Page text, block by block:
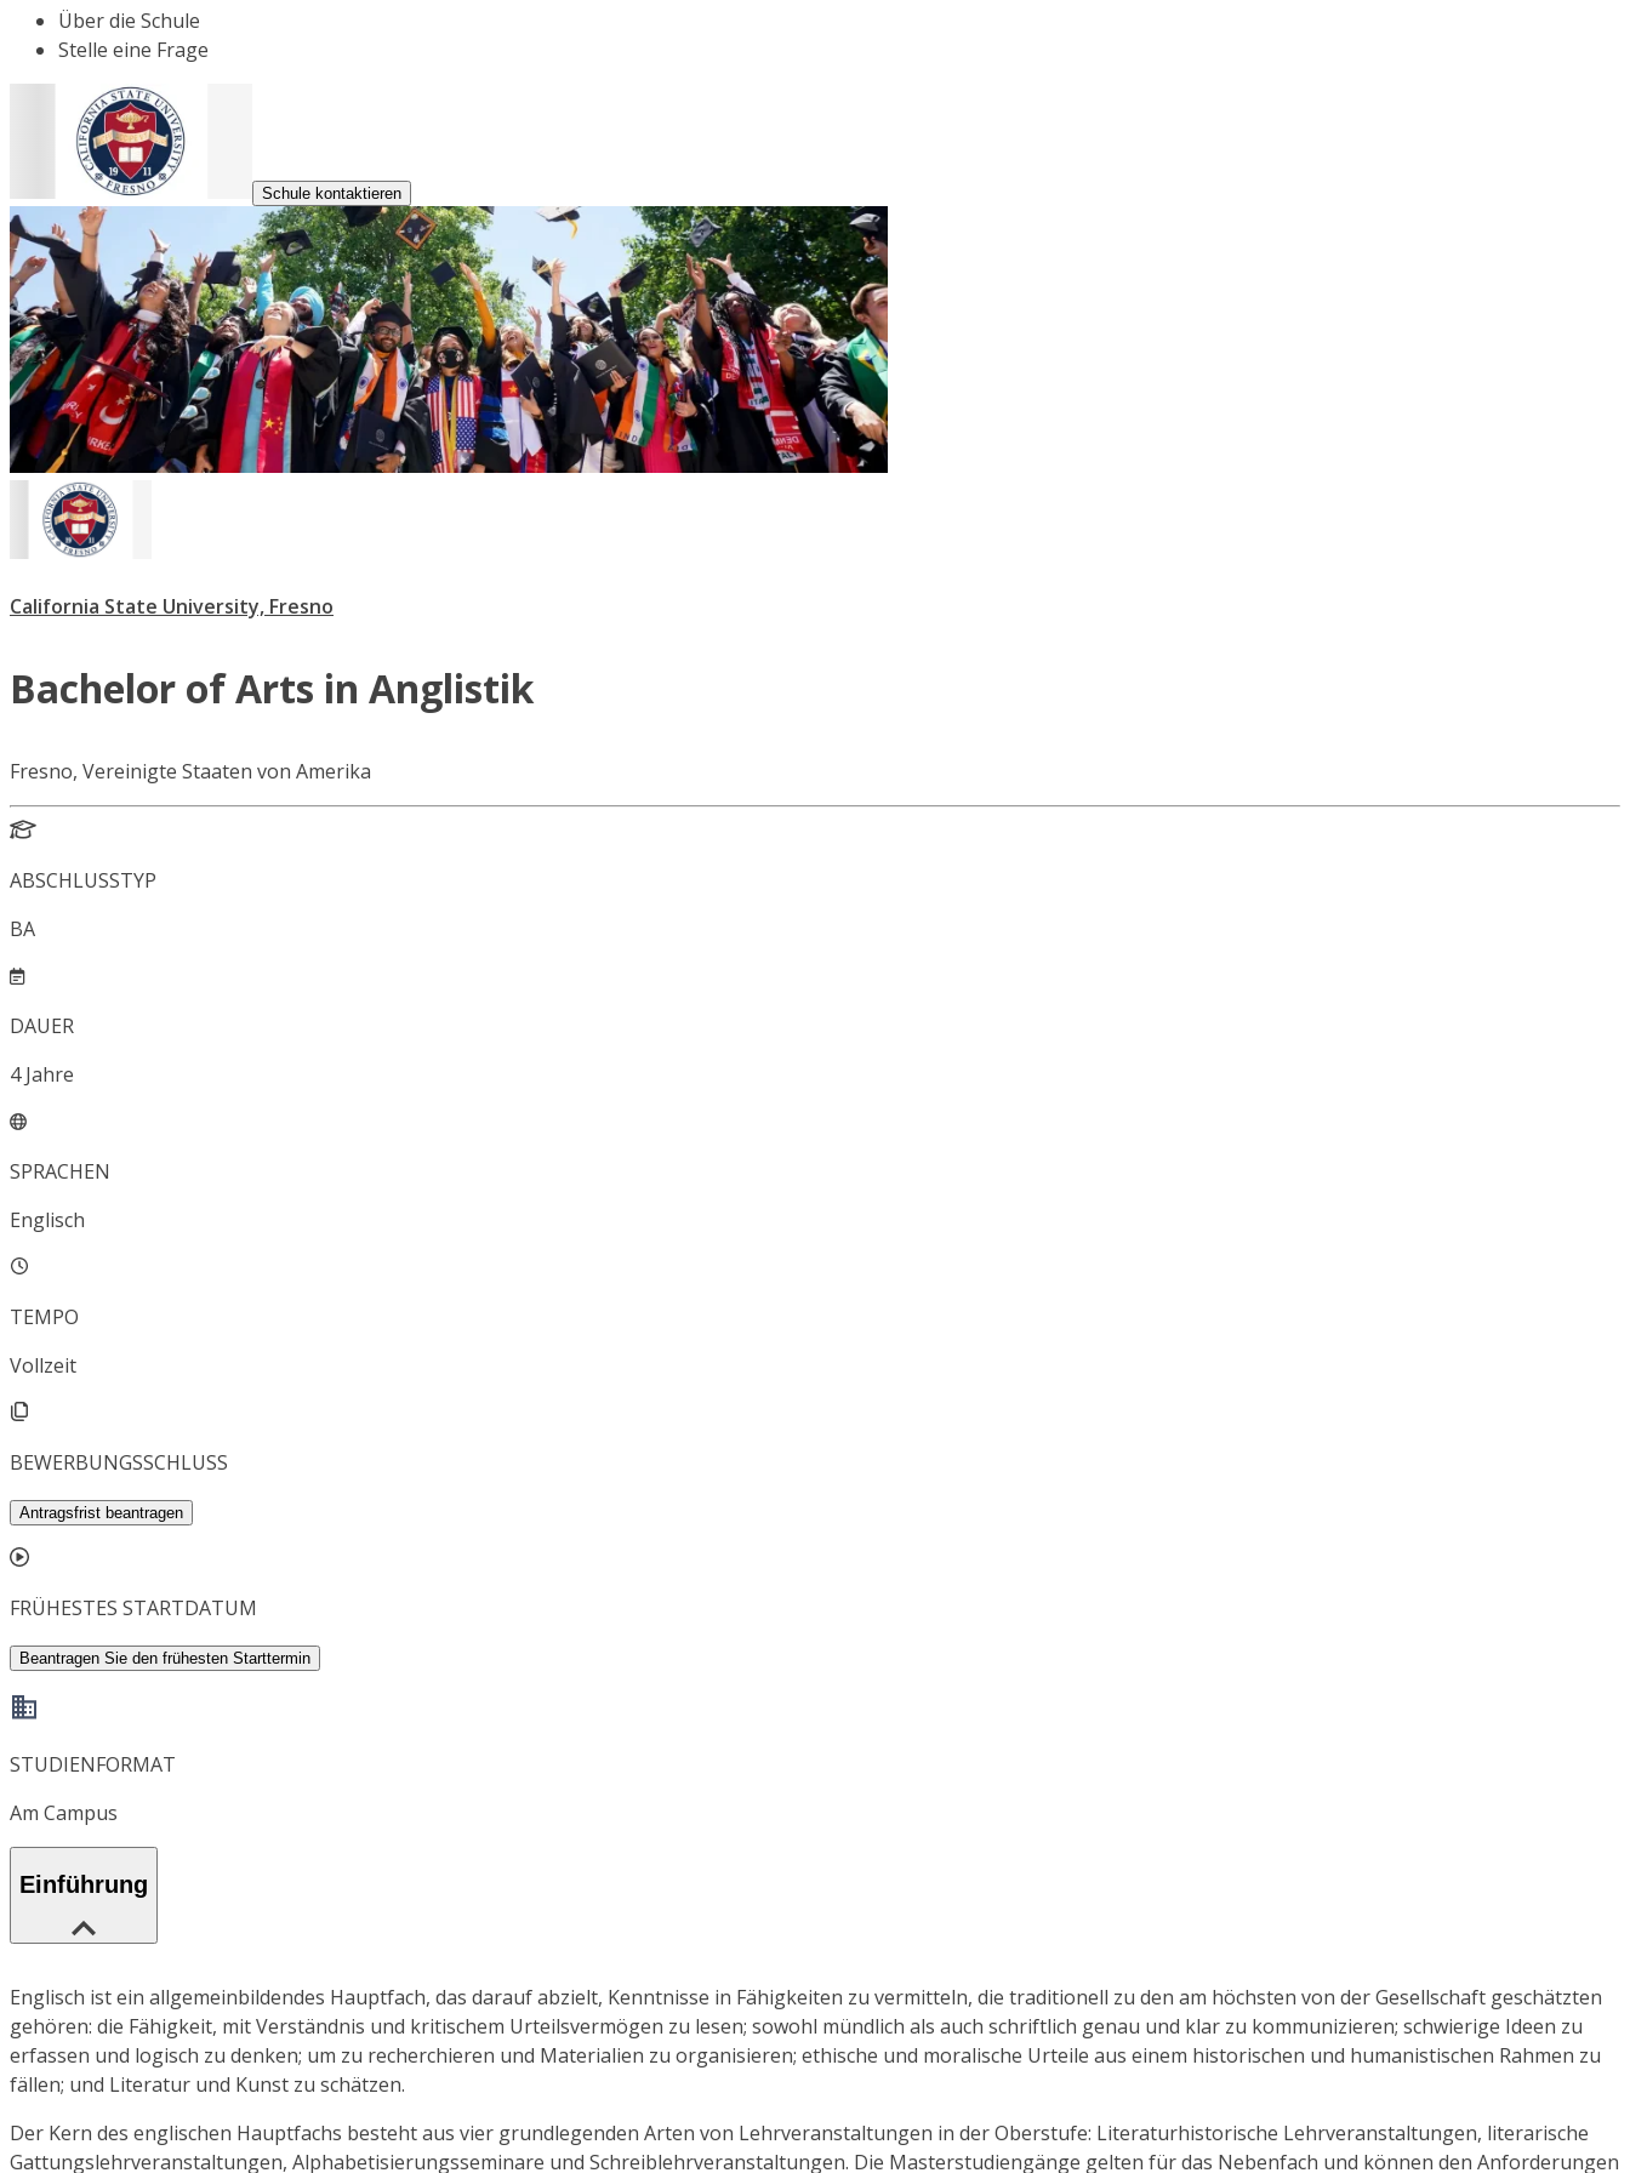
Über die Schule
Stelle eine Frage
Schule kontaktieren
California State University, Fresno
Bachelor of Arts in Anglistik
Fresno, Vereinigte Staaten von Amerika
ABSCHLUSSTYP
BA
DAUER
4 Jahre
SPRACHEN
Englisch
TEMPO
Vollzeit
BEWERBUNGSSCHLUSS
Antragsfrist beantragen
FRÜHESTES STARTDATUM
Beantragen Sie den frühesten Starttermin
STUDIENFORMAT
Am Campus
Einführung
Englisch ist ein allgemeinbildendes Hauptfach, das darauf abzielt, Kenntnisse in Fähigkeiten zu vermitteln, die traditionell zu den am höchsten von der Gesellschaft geschätzten
gehören: die Fähigkeit, mit Verständnis und kritischem Urteilsvermögen zu lesen; sowohl mündlich als auch schriftlich genau und klar zu kommunizieren; schwierige Ideen zu
erfassen und logisch zu denken; um zu recherchieren und Materialien zu organisieren; ethische und moralische Urteile aus einem historischen und humanistischen Rahmen zu
fällen; und Literatur und Kunst zu schätzen.
Der Kern des englischen Hauptfachs besteht aus vier grundlegenden Arten von Lehrveranstaltungen in der Oberstufe: Literaturhistorische Lehrveranstaltungen, literarische
Gattungslehrveranstaltungen, Alphabetisierungsseminare und Schreiblehrveranstaltungen. Die Masterstudiengänge gelten für das Nebenfach und können den Anforderungen